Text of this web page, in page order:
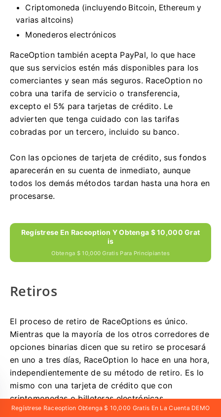
Criptomoneda (incluyendo Bitcoin, Ethereum y
varias altcoins)
Monederos electrónicos
RaceOption también acepta PayPal, lo que hace
que sus servicios estén más disponibles para los
comerciantes y sean más seguros. RaceOption no
cobra una tarifa de servicio o transferencia,
excepto el 5% para tarjetas de crédito. Le
advierten que tenga cuidado con las tarifas
cobradas por un tercero, incluido su banco.
Con las opciones de tarjeta de crédito, sus fondos
aparecerán en su cuenta de inmediato, aunque
todos los demás métodos tardan hasta una hora en
procesarse.
Regístrese En Raceoption Y Obtenga $ 10,000 Grat
Is
Obtenga $ 10,000 Gratis Para Principiantes
Retiros
El proceso de retiro de RaceOptions es único.
Mientras que la mayoría de los otros corredores de
opciones binarias dicen que su retiro se procesará
en uno a tres días, RaceOption lo hace en una hora,
independientemente de su método de retiro. Es lo
mismo con una tarjeta de crédito que con
criptomonedas o billeteras electrónicas.
Regístrese Raceoption Obtenga $ 10,000 Gratis En La Cuenta DEMO